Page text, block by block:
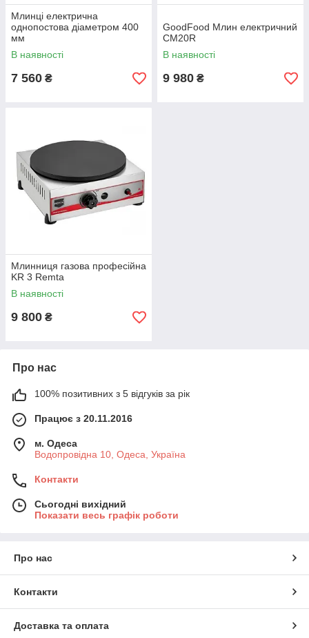
Млинці електрична
однопостова діаметром 400
мм
В наявності
7 560 ₴
GoodFood Млин електричний
CM20R
В наявності
9 980 ₴
Млинниця газова професійна
KR 3 Remta
В наявності
9 800 ₴
Про нас
100% позитивних з 5 відгуків за рік
Працює з 20.11.2016
м. Одеса
Водопровідна 10, Одеса, Україна
Контакти
Сьогодні вихідний
Показати весь графік роботи
Про нас
Контакти
Доставка та оплата